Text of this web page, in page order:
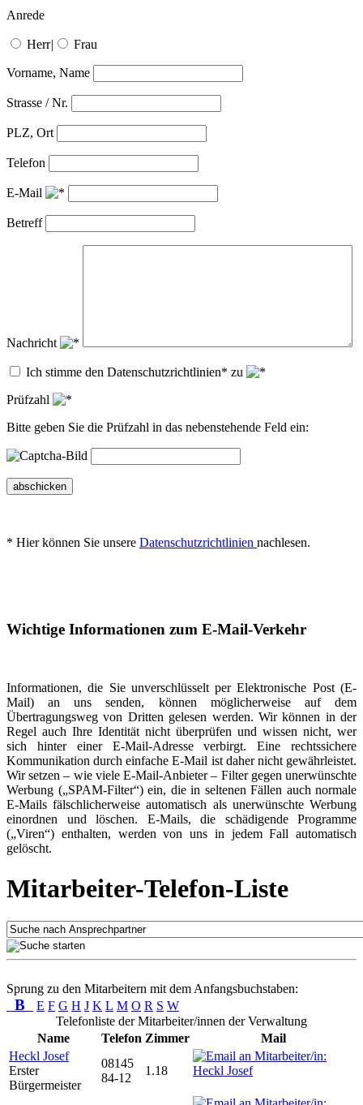
Anrede
Herr| Frau
Vorname, Name
Strasse / Nr.
PLZ, Ort
Telefon
E-Mail
Betreff
Nachricht
Ich stimme den Datenschutzrichtlinien* zu
Prüfzahl
Bitte geben Sie die Prüfzahl in das nebenstehende Feld ein:
abschicken
* Hier können Sie unsere Datenschutzrichtlinien nachlesen.
Wichtige Informationen zum E-Mail-Verkehr
Informationen, die Sie unverschlüsselt per Elektronische Post (E-
Mail) an uns senden, können möglicherweise auf dem
Übertragungsweg von Dritten gelesen werden. Wir können in der
Regel auch Ihre Identität nicht überprüfen und wissen nicht, wer
sich hinter einer E-Mail-Adresse verbirgt. Eine rechtssichere
Kommunikation durch einfache E-Mail ist daher nicht gewährleistet.
Wir setzen – wie viele E-Mail-Anbieter – Filter gegen unerwünschte
Werbung („SPAM-Filter“) ein, die in seltenen Fällen auch normale
E-Mails fälschlicherweise automatisch als unerwünschte Werbung
einordnen und löschen. E-Mails, die schädigende Programme
(„Viren“) enthalten, werden von uns in jedem Fall automatisch
gelöscht.
Mitarbeiter-Telefon-Liste
Sprung zu den Mitarbeitern mit dem Anfangsbuchstaben:
B E F G H J K L M O R S W
Telefonliste der Mitarbeiter/innen der Verwaltung
Name
Telefon Zimmer
Mail
Heckl Josef
Erster
Bürgermeister
08145
84-12
1.18